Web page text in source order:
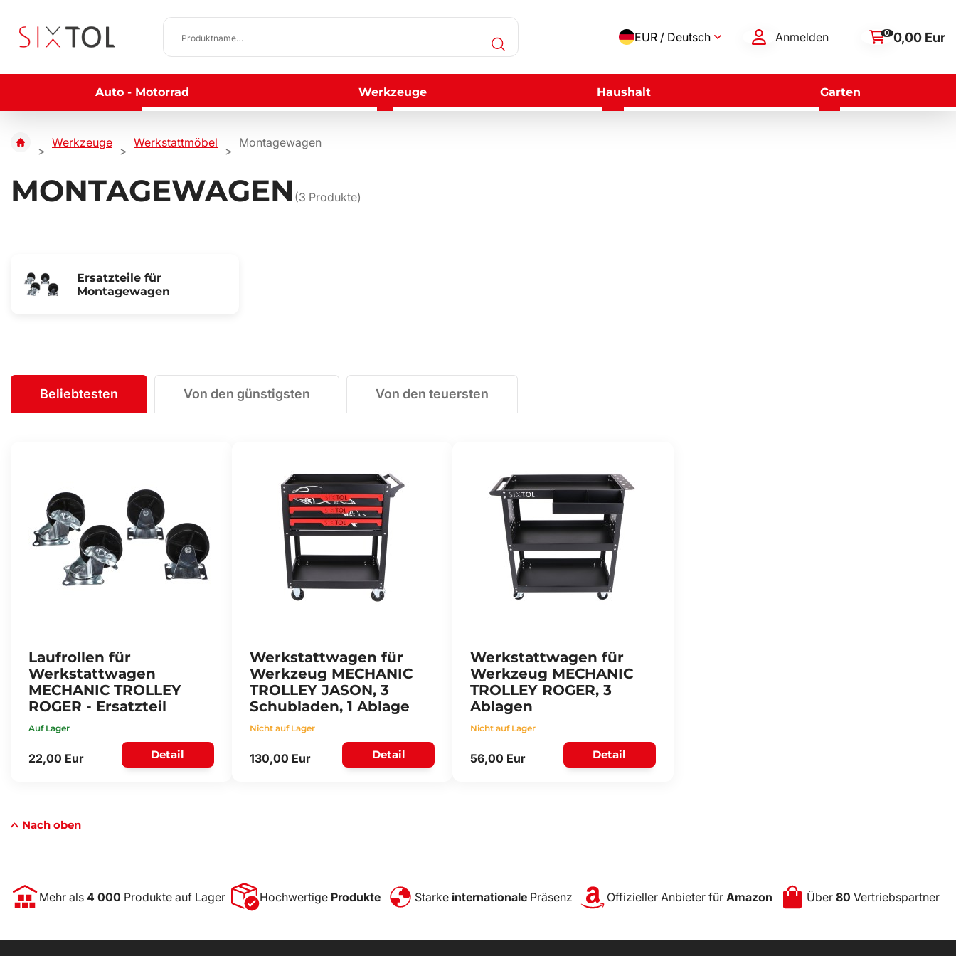
EUR / Deutsch Anmelden 0 0,00 Eur
Auto - Motorrad Werkzeuge Haushalt Garten
Werkzeuge Werkstattmöbel Montagewagen
MONTAGEWAGEN (3 Produkte)
Ersatzteile für
Montagewagen
Beliebtesten Von den günstigsten Von den teuersten
Laufrollen für
Werkstattwagen
MECHANIC TROLLEY
ROGER - Ersatzteil
Auf Lager
22,00 Eur Detail
Werkstattwagen für
Werkzeug MECHANIC
TROLLEY JASON, 3
Schubladen, 1 Ablage
Nicht auf Lager
130,00 Eur Detail
Werkstattwagen für
Werkzeug MECHANIC
TROLLEY ROGER, 3
Ablagen
Nicht auf Lager
56,00 Eur Detail
Nach oben
Mehr als 4 000 Produkte auf Lager Hochwertige Produkte Starke internationale Präsenz Offizieller Anbieter für Amazon Über 80 Vertriebspartner